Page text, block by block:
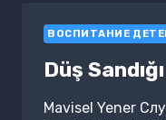
ВОСПИТАНИЕ
Düş Sandığı
Mavisel Yener